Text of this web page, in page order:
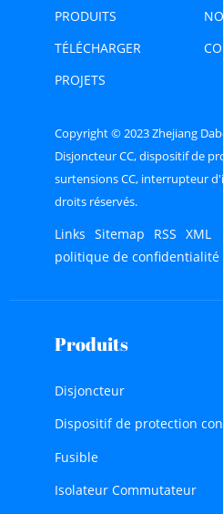
PRODUITS
TÉLÉCHARGER
PROJETS
Copyright © 2023 Zhejiang
Disjoncteur CC, dispositif de
surtensions CC, interrupteur
droits réservés.
Links Sitemap RSS XML
politique de confidentialité
Produits
Disjoncteur
Dispositif de protection
Fusible
Isolateur Commutateur